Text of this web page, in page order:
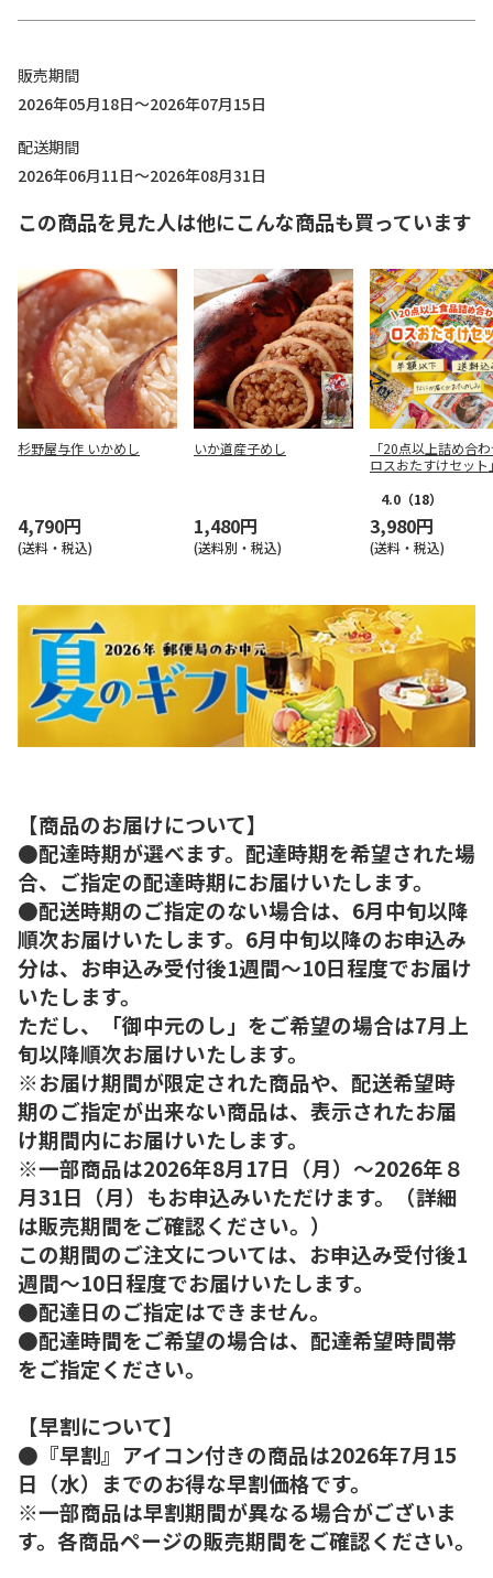
販売期間
2026年05月18日～2026年07月15日
配送期間
2026年06月11日～2026年08月31日
この商品を見た人は他にこんな商品も買っています
杉野屋与作 いかめし
4,790円
(送料・税込)
いか道産子めし
1,480円
(送料別・税込)
「20点以上詰め合
ロスおたすけセット
4.0 （18）
3,980円
(送料・税込)
【商品のお届けについて】
●配達時期が選べます。配達時期を希望された場
合、ご指定の配達時期にお届けいたします。
●配送時期のご指定のない場合は、6月中旬以降
順次お届けいたします。6月中旬以降のお申込み
分は、お申込み受付後1週間～10日程度でお届け
いたします。
ただし、「御中元のし」をご希望の場合は7月上
旬以降順次お届けいたします。
※お届け期間が限定された商品や、配送希望時
期のご指定が出来ない商品は、表示されたお届
け期間内にお届けいたします。
※一部商品は2026年8月17日（月）～2026年８
月31日（月）もお申込みいただけます。（詳細
は販売期間をご確認ください。）
この期間のご注文については、お申込み受付後1
週間～10日程度でお届けいたします。
●配達日のご指定はできません。
●配達時間をご希望の場合は、配達希望時間帯
をご指定ください。
【早割について】
●『早割』アイコン付きの商品は2026年7月15
日（水）までのお得な早割価格です。
※一部商品は早割期間が異なる場合がございま
す。各商品ページの販売期間をご確認ください。